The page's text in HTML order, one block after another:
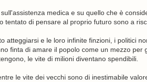
medica e su quello che è
tentato di pensare al proprio futuro sono a
atteggiarsi e le loro infinite finzioni, i politici
finta di amare il popolo come un mezzo
le vite di milioni diventano spendibili.
le vite dei vecchi sono di inestimabile